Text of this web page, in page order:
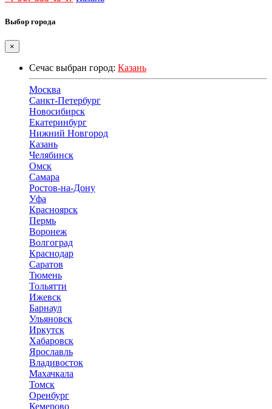
Выбор города
×
Сечас выбран город: Казань
Москва
Санкт-Петербург
Новосибирск
Екатеринбург
Нижний Новгород
Казань
Челябинск
Омск
Самара
Ростов-на-Дону
Уфа
Красноярск
Пермь
Воронеж
Волгоград
Краснодар
Саратов
Тюмень
Тольятти
Ижевск
Барнаул
Ульяновск
Иркутск
Хабаровск
Ярославль
Владивосток
Махачкала
Томск
Оренбург
Кемерово